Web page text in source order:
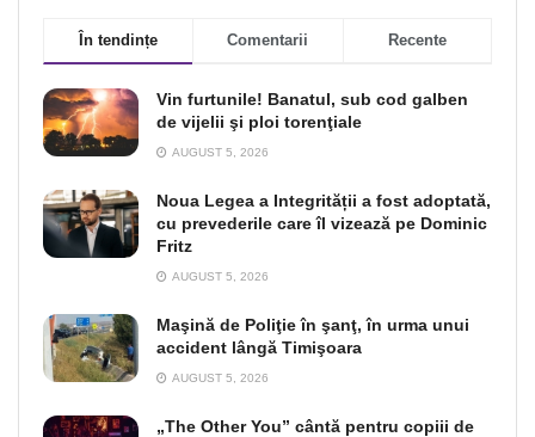
În tendințe Comentarii Recente
Vin furtunile! Banatul, sub cod galben
de vijelii şi ploi torenţiale
AUGUST 5, 2026
Noua Legea a Integrității a fost adoptată,
cu prevederile care îl vizează pe Dominic
Fritz
AUGUST 5, 2026
Maşină de Poliţie în şanţ, în urma unui
accident lângă Timişoara
AUGUST 5, 2026
„The Other You” cântă pentru copiii de